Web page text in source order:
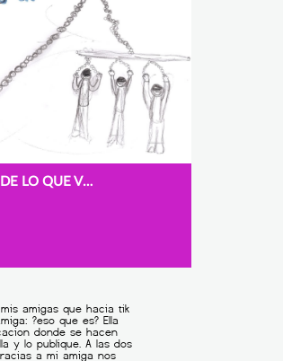
SOMOS ESCLAVOS DE LO QUE VEMOS